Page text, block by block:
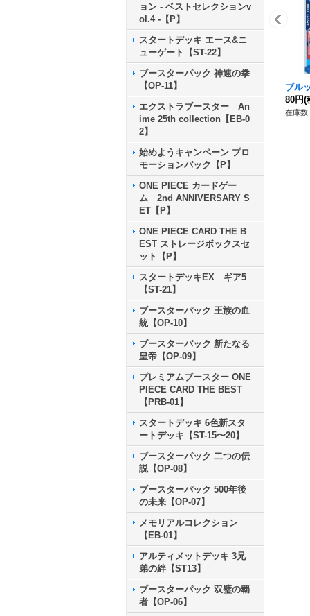
ョン - ベストセレクションv
ol.4 -【P】
スタートデッキ エース&ニ
ューゲート【ST-22】
ブースターパック 神速の拳
【OP-11】
エクストラブースター An
ime 25th collection【EB-0
2】
始めようキャンペーン プロ
モーションパック【P】
ONE PIECE カードゲー
ム 2nd ANNIVERSARY S
ET【P】
ONE PIECE CARD THE B
EST ストレージボックスセ
ット【P】
スタートデッキEX ギア5
【ST-21】
ブースターパック 王族の血
統【OP-10】
ブースターパック 新たなる
皇帝【OP-09】
プレミアムブースター ONE
PIECE CARD THE BEST
【PRB-01】
スタートデッキ 6色新スタ
ートデッキ【ST-15〜20】
ブースターパック 二つの伝
説【OP-08】
ブースターパック 500年後
の未来【OP-07】
メモリアルコレクション
【EB-01】
アルティメットデッキ 3兄
弟の絆【ST13】
ブースターパック 双璧の覇
者【OP-06】
ブル
80円(
在庫数